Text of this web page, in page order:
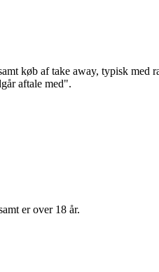
køb af take away, typisk med
aftale med".
er over 18 år.